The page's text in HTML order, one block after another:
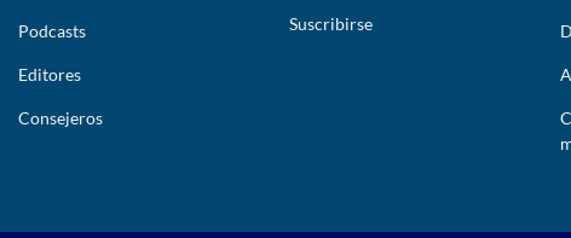
Podcasts
Editores
Consejeros
Suscribirse